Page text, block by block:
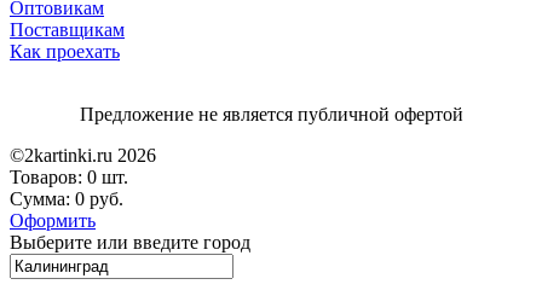
Оптовикам
Поставщикам
Как проехать
Предложение не является публичной офертой
©2kartinki.ru 2026
Товаров: 0 шт.
Сумма: 0 руб.
Оформить
Выберите или введите город